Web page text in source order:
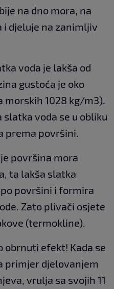
na dno mora, na
i djeluje na zanimljiv
voda je lakša od
gustoća je oko
morskih 1028 kg/m3).
slatka voda se u obliku
prema površini.
površina mora
ta lakša slatka
površini i formira
Zato plivači osjete
(termokline).
obrnuti efekt! Kada se
primjer djelovanjem
vrulja sa svojih 11